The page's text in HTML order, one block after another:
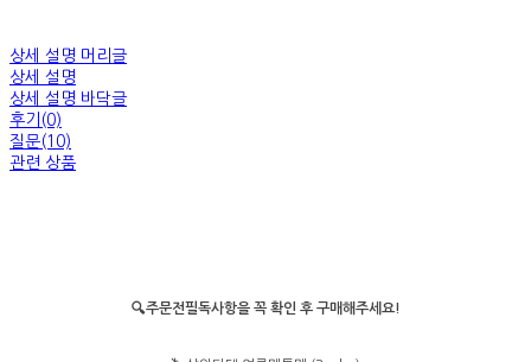
상세 설명 머리글
상세 설명
상세 설명 바닥글
후기(0)
질문(10)
관련 상품
🔍주문전필독사항을 꼭 확인 후 구매해주세요!